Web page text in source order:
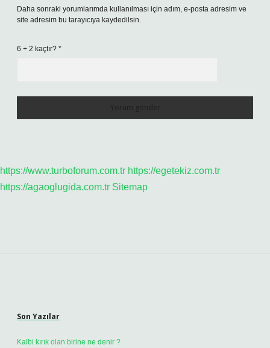
Daha sonraki yorumlarımda kullanılması için adım, e-posta adresim ve
site adresim bu tarayıcıya kaydedilsin.
6 + 2 kaçtır? *
https://www.turboforum.com.tr https://egetekiz.com.tr
https://agaoglugida.com.tr Sitemap
Son Yazılar
Kalbi kırık olan birine ne denir ?